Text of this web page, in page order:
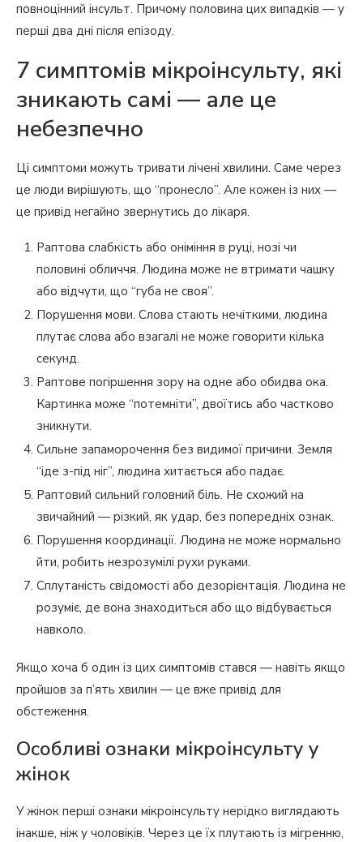
повноцінний інсульт. Причому половина цих випадків — у
перші два дні після епізоду.
7 симптомів мікроінсульту, які
зникають самі — але це
небезпечно
Ці симптоми можуть тривати лічені хвилини. Саме через
це люди вирішують, що “пронесло”. Але кожен із них —
це привід негайно звернутись до лікаря.
Раптова слабкість або оніміння в руці, нозі чи
половині обличчя. Людина може не втримати чашку
або відчути, що “губа не своя”.
Порушення мови. Слова стають нечіткими, людина
плутає слова або взагалі не може говорити кілька
секунд.
Раптове погіршення зору на одне або обидва ока.
Картинка може “потемніти”, двоїтись або частково
зникнути.
Сильне запаморочення без видимої причини. Земля
“іде з-під ніг”, людина хитається або падає.
Раптовий сильний головний біль. Не схожий на
звичайний — різкий, як удар, без попередніх ознак.
Порушення координації. Людина не може нормально
йти, робить незрозумілі рухи руками.
Сплутаність свідомості або дезорієнтація. Людина не
розуміє, де вона знаходиться або що відбувається
навколо.
Якщо хоча б один із цих симптомів стався — навіть якщо
пройшов за п’ять хвилин — це вже привід для
обстеження.
Особливі ознаки мікроінсульту у
жінок
У жінок перші ознаки мікроінсульту нерідко виглядають
інакше, ніж у чоловіків. Через це їх плутають із мігренню,